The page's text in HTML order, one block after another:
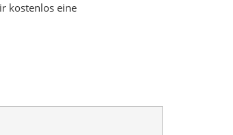
kostenlos eine